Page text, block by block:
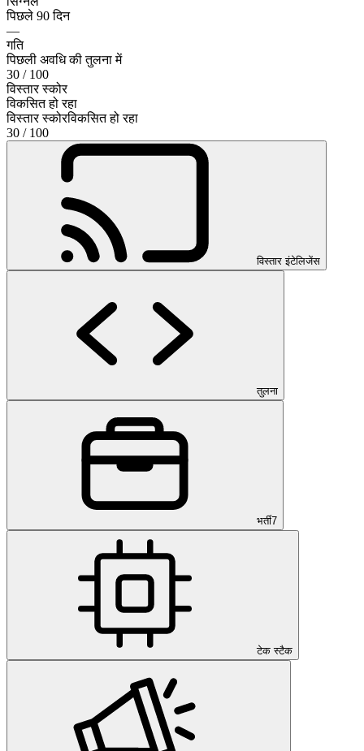
पिछले 90 दिन
—
गति
पिछली अवधि की तुलना में
30 / 100
विस्तार स्कोर
विकसित हो रहा
विस्तार स्कोरविकसित हो रहा
30 / 100
विस्तार इंटेलिजेंस
तुलना
भर्ती7
टेक स्टैक